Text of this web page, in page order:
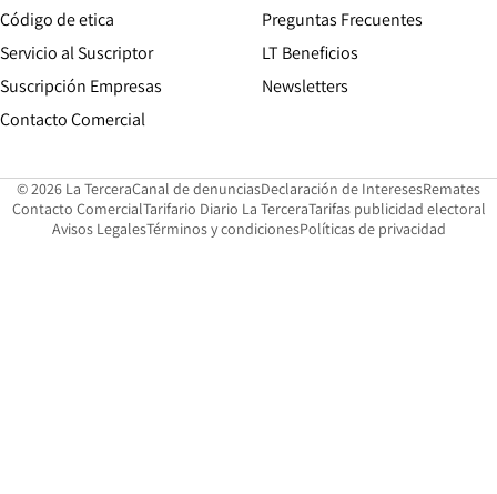
Código de etica Opens in new window
Servicio al Suscriptor
Suscripción Empresas
Contacto ComercialOpens in new window
Preguntas Frecuentes
LT Beneficios
Newsletters
© 2026 La TerceraCanal de denunciasOpens in new window
Declaración de InteresesOpens in
Remates
Contacto ComercialOpens in new window
Tarifario Diario La TerceraOpens in new window
Tarifas publicidad electoral
Avisos LegalesOpens in new window
Términos y condicionesPolíticas de privacidad